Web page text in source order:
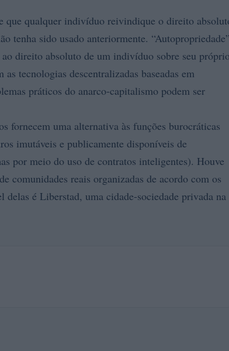
que qualquer indivíduo reivindique o direito
tenha sido usado anteriormente. “Autopropriedade”
direito absoluto de um indivíduo sobre seu próprio
tecnologias descentralizadas baseadas em
práticos do anarco-capitalismo podem ser
fornecem uma alternativa às funções burocráticas
imutáveis ​​e publicamente disponíveis de
por meio do uso de contratos inteligentes). Houve
comunidades reais organizadas de acordo com os
é Liberstad, uma cidade-sociedade privada na